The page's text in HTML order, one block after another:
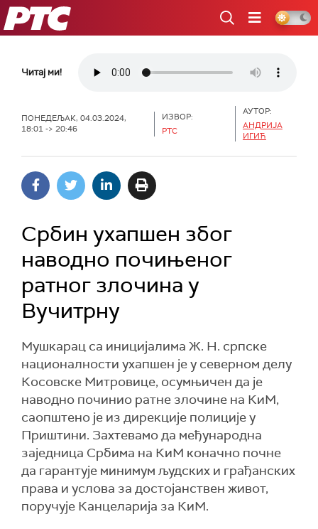
РТС
Читај ми!
ПОНЕДЕЉАК, 04.03.2024,
18:01 -> 20:46
ИЗВОР:
РТС
АУТОР:
АНДРИЈА
ИГИЋ
Србин ухапшен због
наводно почињеног
ратног злочина у
Вучитрну
Мушкарац са иницијалима Ж. Н. српске
националности ухапшен је у северном делу
Косовске Митровице, осумњичен да је
наводно починио ратне злочине на КиМ,
саопштено је из дирекције полиције у
Приштини. Захтевамо да међународна
заједница Србима на КиМ коначно почне
да гарантује минимум људских и грађанских
права и услова за достојанствен живот,
поручује Канцеларија за КиМ.